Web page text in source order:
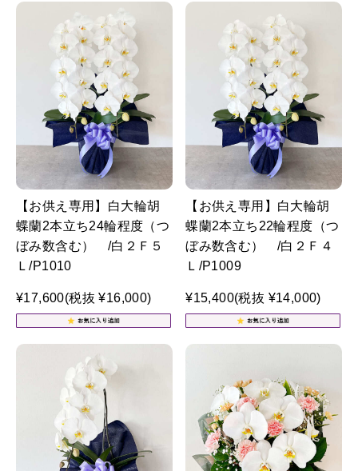
【お供え専用】白大輪胡
蝶蘭2本立ち24輪程度（つ
ぼみ数含む） /白２Ｆ５
Ｌ/P1010
¥17,600(税抜 ¥16,000)
【お供え専用】白大輪胡
蝶蘭2本立ち22輪程度（つ
ぼみ数含む） /白２Ｆ４
Ｌ/P1009
¥15,400(税抜 ¥14,000)